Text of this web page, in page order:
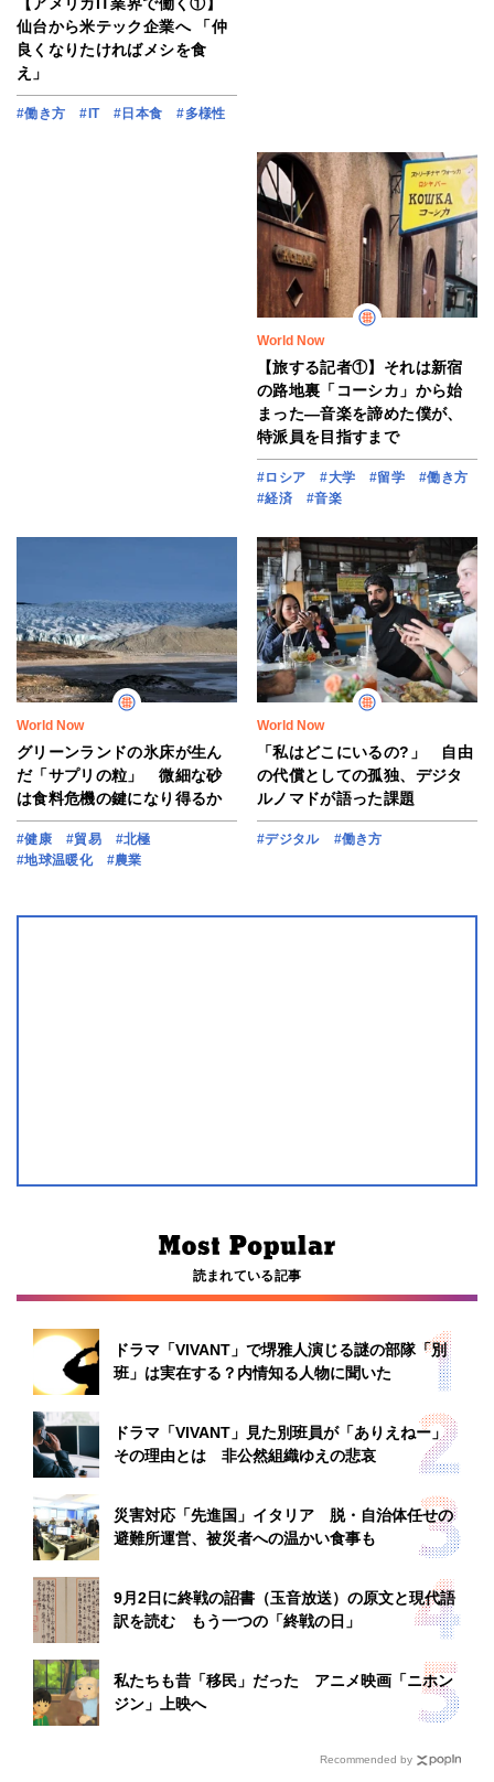
仙台から米テック企業へ 「仲
良くなりたければメシを食
え」
#働き方 #IT #日本食 #多様性
World Now
【旅する記者①】それは新宿
の路地裏「コーシカ」から始
まった―音楽を諦めた僕が、
特派員を目指すまで
#ロシア #大学 #留学
#働き方
#経済
#音楽
World Now
グリーンランドの氷床が生ん
だ「サプリの粒」 微細な砂
は食料危機の鍵になり得るか
#健康 #貿易
#北極
#地球温暖化
#農業
World Now
「私はどこにいるの?」 自由
の代償としての孤独、デジタ
ルノマドが語った課題
#デジタル #働き方
読まれている記事
ドラマ「VIVANT」で堺雅人演じる謎の部隊「別
班」は実在する？内情知る人物に聞いた
ドラマ「VIVANT」見た別班員が「ありえねー」
その理由とは 非公然組織ゆえの悲哀
災害対応「先進国」イタリア 脱・自治体任せの
避難所運営、被災者への温かい食事も
9月2日に終戦の詔書（玉音放送）の原文と現代語
訳を読む もう一つの「終戦の日」
私たちも昔「移民」だった アニメ映画「ニホン
ジン」上映へ
Recommended by